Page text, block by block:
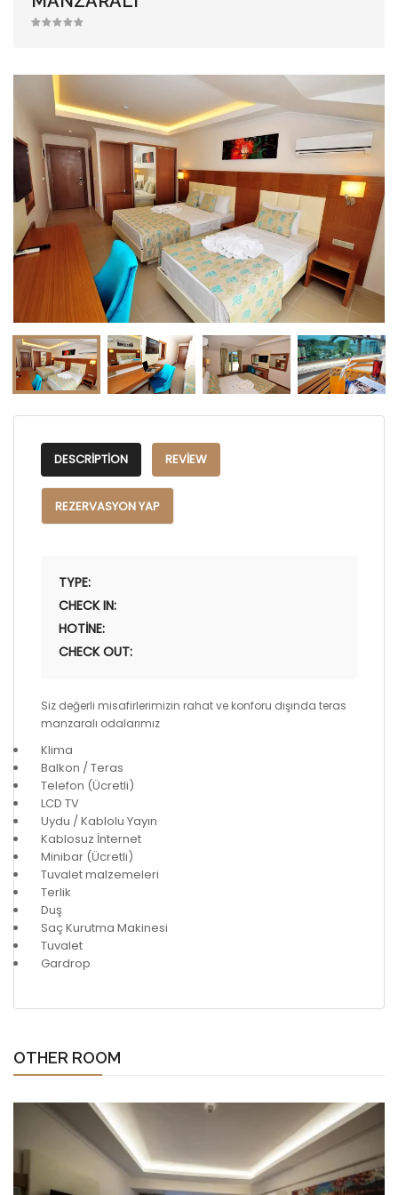
DESCRIPTION REVIEW
REZERVASYON YAP
TYPE:
CHECK IN:
HOTINE:
CHECK OUT:
Siz değerli misafirlerimizin rahat ve konforu dışında teras
manzaralı odalarımız
Klima
Balkon / Teras
Telefon (Ücretli)
LCD TV
Uydu / Kablolu Yayın
Kablosuz İnternet
Minibar (Ücretli)
Tuvalet malzemeleri
Terlik
Duş
Saç Kurutma Makinesi
Tuvalet
Gardrop
OTHER ROOM